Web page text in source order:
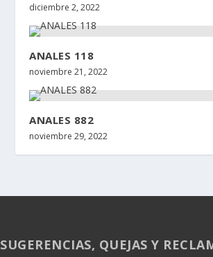
diciembre 2, 2022
ANALES 118
noviembre 21, 2022
ANALES 882
noviembre 29, 2022
SUGERENCIAS, QUEJAS Y